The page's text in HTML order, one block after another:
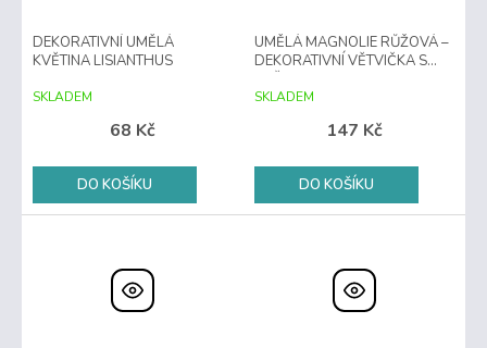
DEKORATIVNÍ UMĚLÁ
KVĚTINA LISIANTHUS
SKLADEM
68 Kč
DO KOŠÍKU
UMĚLÁ MAGNOLIE RŮŽOVÁ –
DEKORATIVNÍ VĚTVIČKA S
SKLADEM
147 Kč
DO KOŠÍKU